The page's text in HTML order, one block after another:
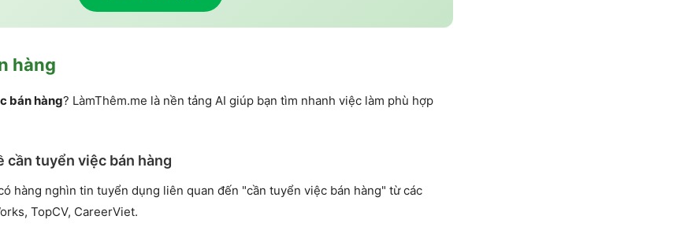
hàng
bán hàng? LàmThêm.me là nền tảng AI giúp bạn tìm nhanh việc làm phù hợp
cần tuyển việc bán hàng
hàng nghìn tin tuyển dụng liên quan đến "cần tuyển việc bán hàng" từ các
TopCV, CareerViet.